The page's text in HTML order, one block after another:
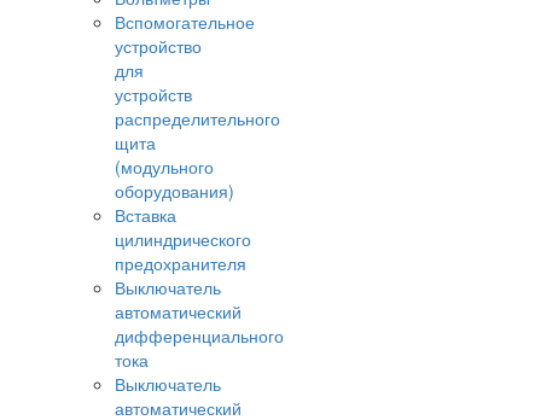
Вспомогательное
устройство
для
устройств
распределительного
щита
(модульного
оборудования)
Вставка
цилиндрического
предохранителя
Выключатель
автоматический
дифференциального
тока
Выключатель
автоматический